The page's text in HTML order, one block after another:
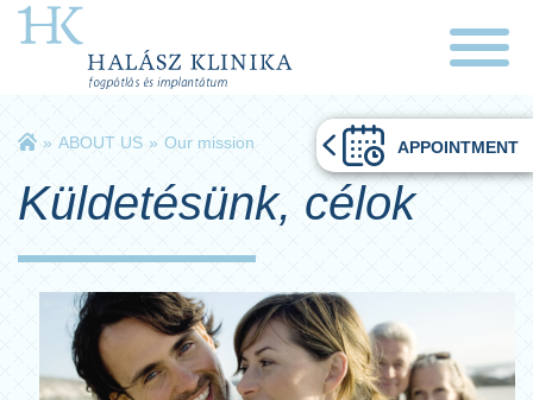
APPOINTMENT
» ABOUT US » Our mission
Küldetésünk, célok